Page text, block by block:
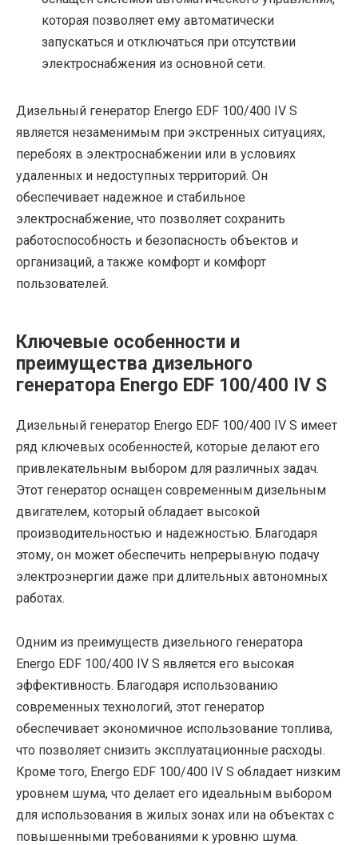
которая позволяет ему автоматически
запускаться и отключаться при отсутствии
электроснабжения из основной сети.
Дизельный генератор Energo EDF 100/400 IV S
является незаменимым при экстренных ситуациях,
перебоях в электроснабжении или в условиях
удаленных и недоступных территорий. Он
обеспечивает надежное и стабильное
электроснабжение, что позволяет сохранить
работоспособность и безопасность объектов и
организаций, а также комфорт и комфорт
пользователей.
Ключевые особенности и
преимущества дизельного
генератора Energo EDF 100/400 IV S
Дизельный генератор Energo EDF 100/400 IV S имеет
ряд ключевых особенностей, которые делают его
привлекательным выбором для различных задач.
Этот генератор оснащен современным дизельным
двигателем, который обладает высокой
производительностью и надежностью. Благодаря
этому, он может обеспечить непрерывную подачу
электроэнергии даже при длительных автономных
работах.
Одним из преимуществ дизельного генератора
Energo EDF 100/400 IV S является его высокая
эффективность. Благодаря использованию
современных технологий, этот генератор
обеспечивает экономичное использование топлива,
что позволяет снизить эксплуатационные расходы.
Кроме того, Energo EDF 100/400 IV S обладает низким
уровнем шума, что делает его идеальным выбором
для использования в жилых зонах или на объектах с
повышенными требованиями к уровню шума.